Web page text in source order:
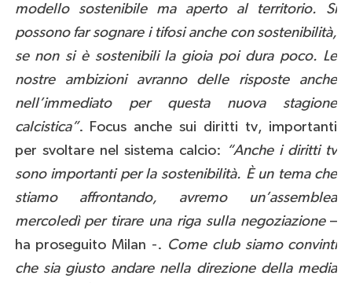
modello sostenibile ma aperto al territorio. Si
possono far sognare i tifosi anche con sostenibilità,
se non si è sostenibili la gioia poi dura poco. Le
nostre ambizioni avranno delle risposte anche
nell’immediato per questa nuova stagione
calcistica”. Focus anche sui diritti tv, importanti
per svoltare nel sistema calcio:
“Anche i diritti tv
sono importanti per la sostenibilità. È un tema che
stiamo affrontando, avremo un’assemblea
mercoledì per tirare una riga sulla negoziazione–
ha proseguito Milan -. Come club siamo convinti
che sia giusto andare nella direzione della media